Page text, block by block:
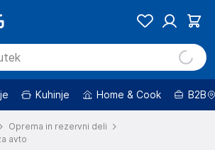
Kuhinje Home & Cook B2B
Oprema in rezervni deli
avto